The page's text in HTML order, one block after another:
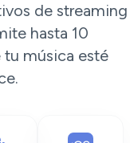
de streaming
hasta 10
tu música esté